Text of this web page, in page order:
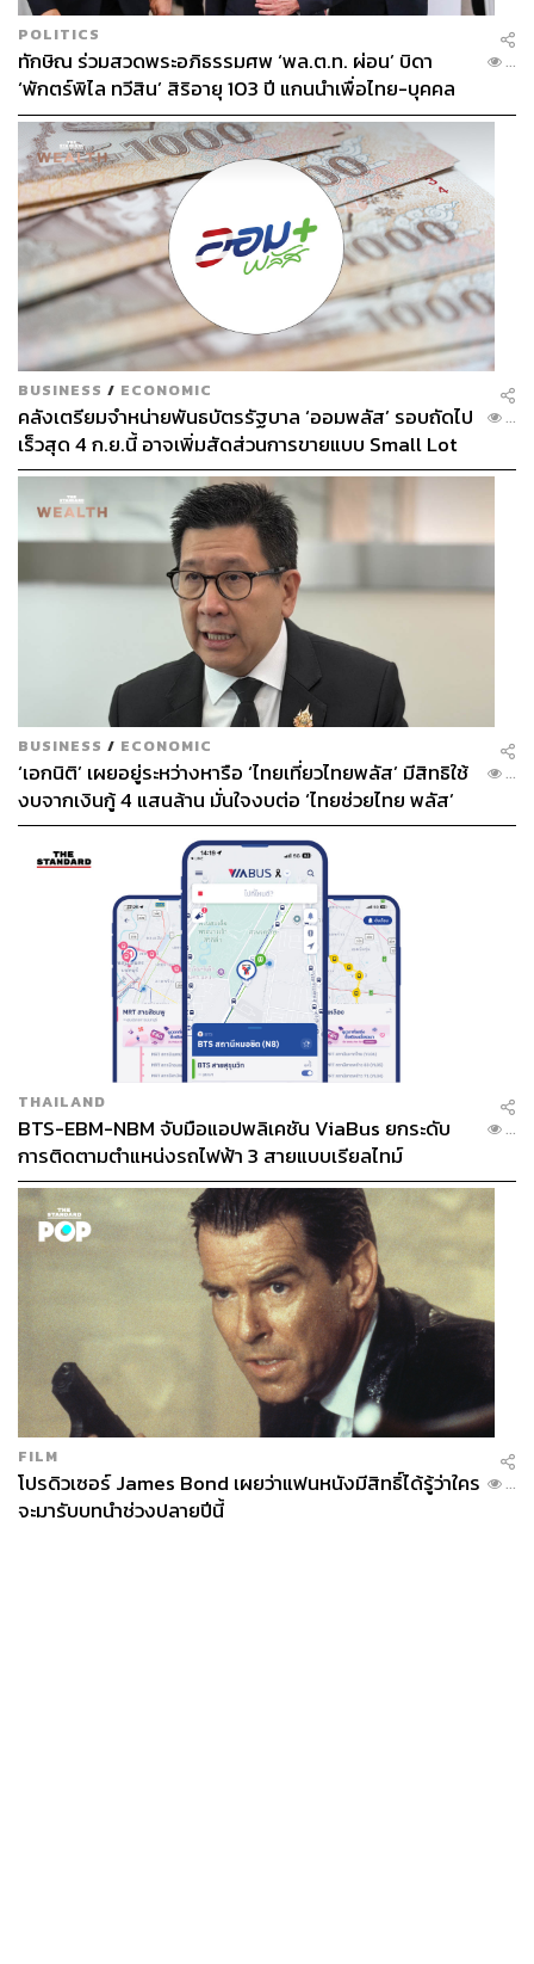
POLITICS
ทักษิณ ร่วมสวดพระอภิธรรมศพ ‘พล.ต.ท. ผ่อน’ บิดา
‘พักตร์พิไล ทวีสิน’ สิริอายุ 103 ปี แกนนำเพื่อไทย-บุคคล
หลากวงการร่วมอาลัย
...
BUSINESS / ECONOMIC
คลังเตรียมจำหน่ายพันธบัตรรัฐบาล ‘ออมพลัส’ รอบถัดไป
เร็วสุด 4 ก.ย.นี้ อาจเพิ่มสัดส่วนการขายแบบ Small Lot
First มากขึ้น
...
BUSINESS / ECONOMIC
‘เอกนิติ’ เผยอยู่ระหว่างหารือ ‘ไทยเที่ยวไทยพลัส’ มีสิทธิใช้
งบจากเงินกู้ 4 แสนล้าน มั่นใจงบต่อ ‘ไทยช่วยไทย พลัส’
เฟส 2 มีเพียงพอ
...
THAILAND
BTS-EBM-NBM จับมือแอปพลิเคชัน ViaBus ยกระดับ
การติดตามตำแหน่งรถไฟฟ้า 3 สายแบบเรียลไทม์
...
FILM
โปรดิวเซอร์ James Bond เผยว่าแฟนหนังมีสิทธิ์ได้รู้ว่าใคร
จะมารับบทนำช่วงปลายปีนี้
...